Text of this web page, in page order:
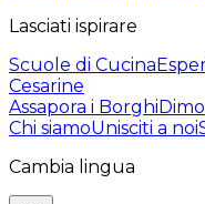
Lasciati ispirare
Scuole di Cucina
Cesarine
Assapora i Borghi
Chi siamoUnisciti a noi
Cambia lingua